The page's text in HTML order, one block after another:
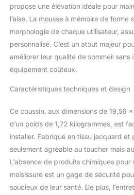
amovible
incliné
en
sommeil
housse
machine
pour les
reflux
au cou et
une
vous
d'une
sommeil.
oreiller
propose une élévation idéale pour
l’aise. La mousse à mémoire de forme
morphologie de chaque utilisateur,
personnalisé. C’est un atout majeur
améliorer leur qualité de sommeil sans
équipement coûteux.
Caractéristiques techniques et design
Ce coussin, aux dimensions de 19,56
d’un poids de 1,72 kilogrammes, est
installer. Fabriqué en tissu jacquard et
seulement agréable au toucher mais
L’absence de produits chimiques pour
moisissure est un gage de sécurité
soucieux de leur santé. De plus,